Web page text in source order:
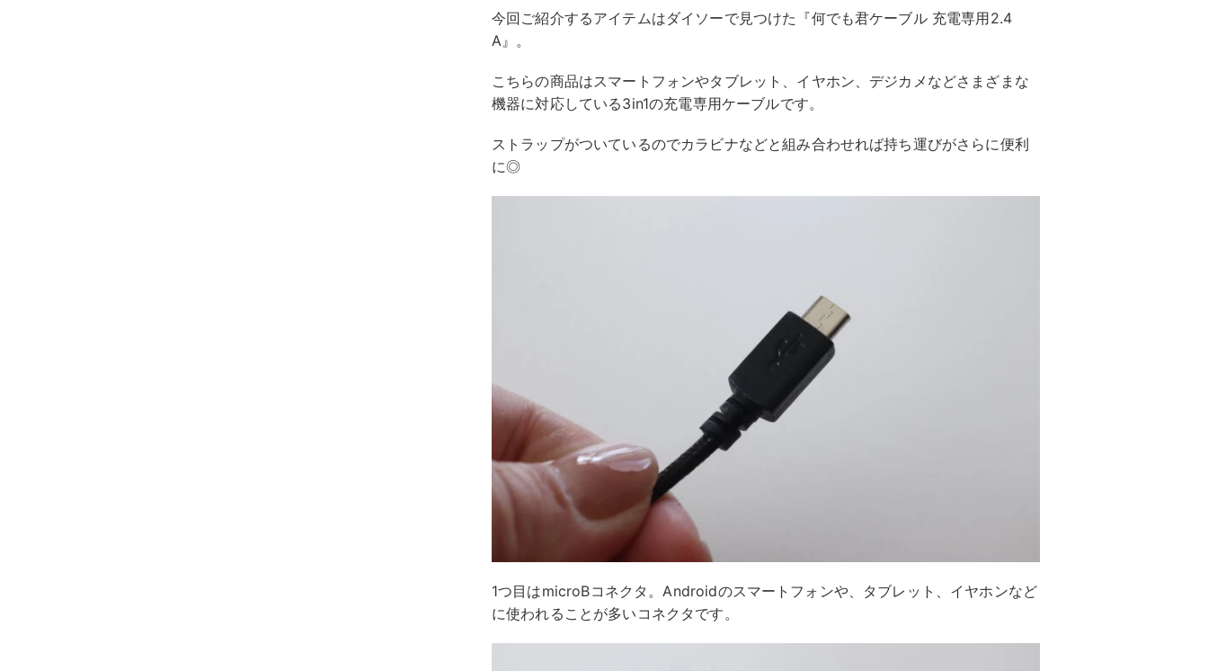
今回ご紹介するアイテムはダイソーで見つけた『何でも君ケーブル 充電専用2.4
A』。
こちらの商品はスマートフォンやタブレット、イヤホン、デジカメなどさまざまな
機器に対応している3in1の充電専用ケーブルです。
ストラップがついているのでカラビナなどと組み合わせれば持ち運びがさらに便利
に◎
1つ目はmicroBコネクタ。Androidのスマートフォンや、タブレット、イヤホンなど
に使われることが多いコネクタです。